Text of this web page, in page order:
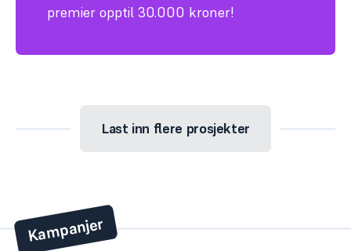
premier opptil 30.000 kroner!
Last inn flere prosjekter
Kampanjer